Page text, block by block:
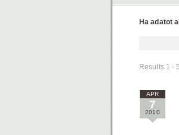
Ha adatot
Results 1 -
APR
7
2010